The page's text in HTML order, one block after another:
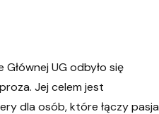
UG odbyło się
Jej celem jest
dla osób, które łączy pasja